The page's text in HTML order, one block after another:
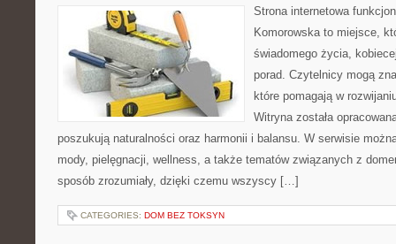
Strona internetowa
Komorowska to miejsce,
świadomego życia,
porad. Czytelnicy mogą
które pomagają w
Witryna została
poszukują naturalności oraz harmonii i balansu. W serwisie
mody, pielęgnacji, wellness, a także tematów związanych z
sposób zrozumiały, dzięki czemu wszyscy […]
CATEGORIES: DOM BEZ TOKSYN